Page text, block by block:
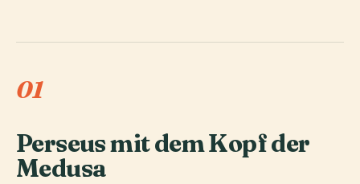
01
Perseus mit dem Kopf der
Medusa